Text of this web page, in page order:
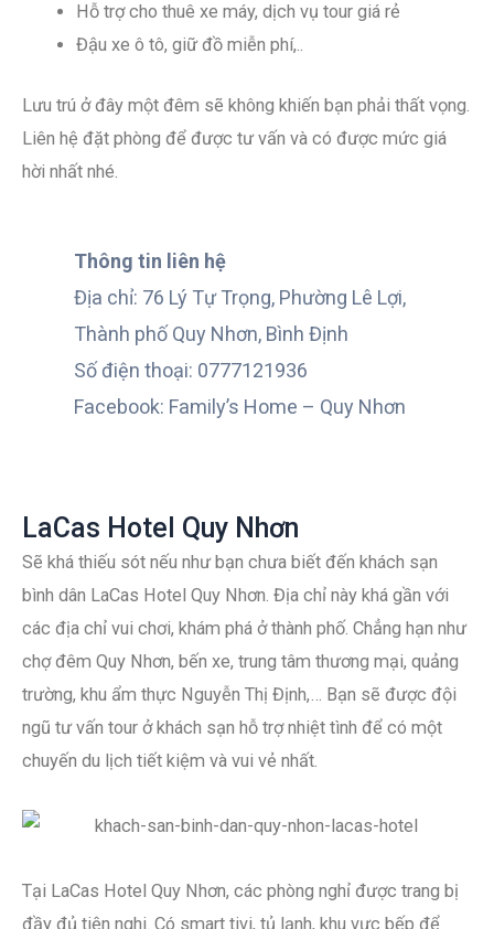
Hỗ trợ cho thuê xe máy, dịch vụ tour giá rẻ
Đậu xe ô tô, giữ đồ miễn phí,..
Lưu trú ở đây một đêm sẽ không khiến bạn phải thất vọng.
Liên hệ đặt phòng để được tư vấn và có được mức giá
hời nhất nhé.
Thông tin liên hệ
Địa chỉ: 76 Lý Tự Trọng, Phường Lê Lợi,
Thành phố Quy Nhơn, Bình Định
Số điện thoại: 0777121936
Facebook: Family’s Home – Quy Nhơn
LaCas Hotel Quy Nhơn
Sẽ khá thiếu sót nếu như bạn chưa biết đến khách sạn
bình dân LaCas Hotel Quy Nhơn. Địa chỉ này khá gần với
các địa chỉ vui chơi, khám phá ở thành phố. Chẳng hạn như
chợ đêm Quy Nhơn, bến xe, trung tâm thương mại, quảng
trường, khu ẩm thực Nguyễn Thị Định,… Bạn sẽ được đội
ngũ tư vấn tour ở khách sạn hỗ trợ nhiệt tình để có một
chuyến du lịch tiết kiệm và vui vẻ nhất.
Tại LaCas Hotel Quy Nhơn, các phòng nghỉ được trang bị
đầy đủ tiện nghi. Có smart tivi, tủ lạnh, khu vực bếp để